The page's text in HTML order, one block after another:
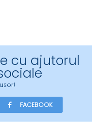
cu ajutorul
FACEBOOK